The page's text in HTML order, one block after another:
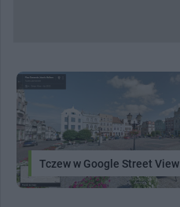
Tczew w Google Street View